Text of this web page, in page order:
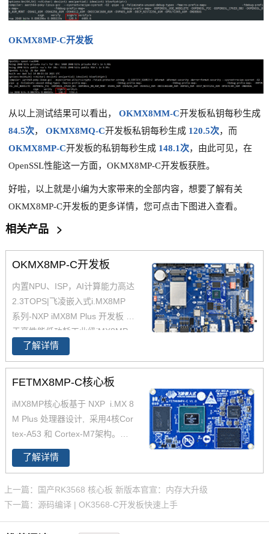
OKMX8MP-C开发板
从以上测试结果可以看出， OKMX8MM-C开发板私钥每秒生成
84.5次， OKMX8MQ-C开发板私钥每秒生成 120.5次，而
OKMX8MP-C开发板的私钥每秒生成 148.1次，由此可见，在
OpenSSL性能这一方面，OKMX8MP-C开发板获胜。
好啦，以上就是小编为大家带来的全部内容， 想要了解有关
OKMX8MP-C开发板的更多详情，您可点击下图进入查看。
相关产品 >
OKMX8MP-C开发板
内置NPU、ISP，AI计算能力高达
2.3TOPS|飞凌嵌入式i.MX8MP
系列-NXP iMX8M Plus 开发板 基
于高性能低功耗工业级iMX8MP
核心板设计，支持多种多种高速
通信接口。iMX8MP开发板内置N
PU，AI计算能力2.3TOPS，支持
P），是一款支持LinuxQT/andro
id操作系统的iMX8MP开发板。
了解详情
FETMX8MP-C核心板
iMX8MP核心板基于 NXP i.MX 8
M Plus 处理器设计, 采用4核Cor
tex-A53 和 Cortex-M7架构。支
持双千兆网口，iMX8MP性能强
劲最高运行速率可达2.3TOPS，
X 8M Plus系列专注于机器学习和
视觉、高级多媒体以及具有高可
靠性的工业自动化。它旨在满足
了解详情
上一篇：国产RK3568 核心板 新版本官宣：内存大升级
下一篇：源码编译 | OK3568-C开发板快速上手